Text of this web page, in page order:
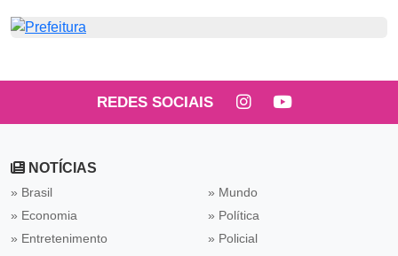
REDES SOCIAIS
NOTÍCIAS
» Brasil
» Economia
» Entretenimento
» Mundo
» Política
» Policial